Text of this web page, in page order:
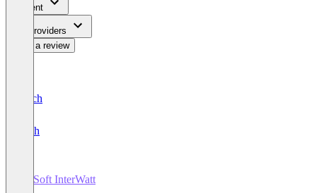
Content
For Providers
Write a review
Deutsch
English
IngSoft InterWatt